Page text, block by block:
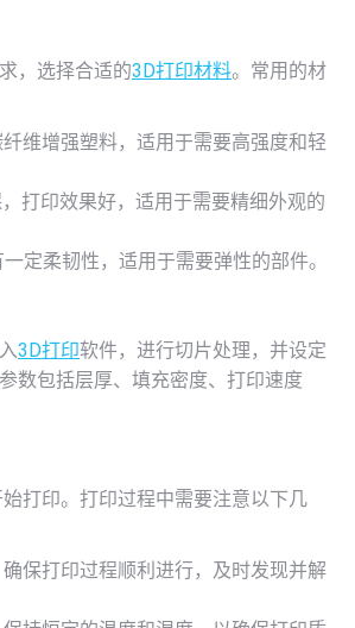
，选择合适的3D打印材料。常用的材
纤维增强塑料，适用于需要高强度和轻
，打印效果好，适用于需要精细外观的
一定柔韧性，适用于需要弹性的部件。
3D打印软件，进行切片处理，并设定
数包括层厚、填充密度、打印速度
始打印。打印过程中需要注意以下几
确保打印过程顺利进行，及时发现并解